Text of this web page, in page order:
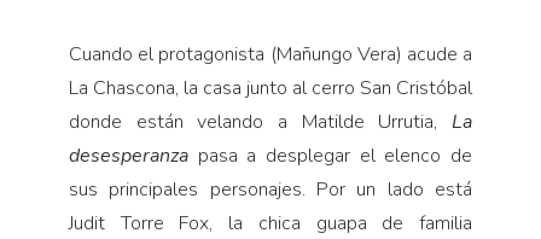
Cuando el protagonista (Mañungo Vera) acude a
La Chascona, la casa junto al cerro San Cristóbal
donde están velando a Matilde Urrutia, La
desesperanza pasa a desplegar el elenco de
sus principales personajes. Por un lado está
Judit Torre Fox, la chica guapa de familia